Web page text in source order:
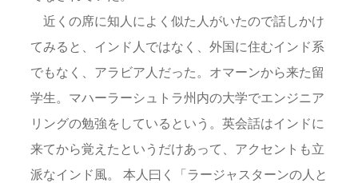
近くの席に知人によく似た人がいたので話しかけ
てみると、インド人ではなく、外国に住むインド系
でもなく、アラビア人だった。オマーンから来た留
学生。マハーラーシュトラ州内の大学でエンジニア
リングの勉強をしているという。英会話はインドに
来てから覚えたというだけあって、アクセントも立
派なインド風。 本人曰く「ラージャスターンの人と